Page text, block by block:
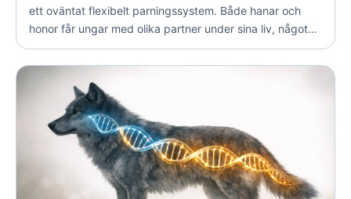
ett oväntat flexibelt parningssystem. Både hanar och
honor får ungar med olika partner under sina liv, något
som kan stärka artens genetiska motståndskraft.